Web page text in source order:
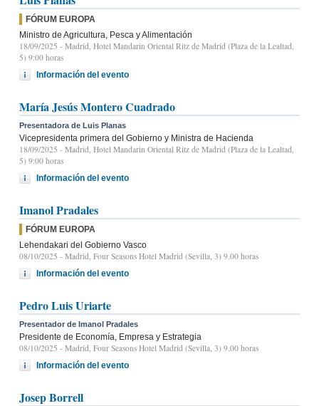
FÓRUM EUROPA
Ministro de Agricultura, Pesca y Alimentación
18/09/2025 - Madrid, Hotel Mandarin Oriental Ritz de Madrid (Plaza de la Lealtad,
5) 9:00 horas
Información del evento
María Jesús Montero Cuadrado
Presentadora de Luis Planas
Vicepresidenta primera del Gobierno y Ministra de Hacienda
18/09/2025 - Madrid, Hotel Mandarin Oriental Ritz de Madrid (Plaza de la Lealtad,
5) 9:00 horas
Información del evento
Imanol Pradales
FÓRUM EUROPA
Lehendakari del Gobierno Vasco
08/10/2025 - Madrid, Four Seasons Hotel Madrid (Sevilla, 3) 9.00 horas
Información del evento
Pedro Luis Uriarte
Presentador de Imanol Pradales
Presidente de Economía, Empresa y Estrategia
08/10/2025 - Madrid, Four Seasons Hotel Madrid (Sevilla, 3) 9.00 horas
Información del evento
Josep Borrell